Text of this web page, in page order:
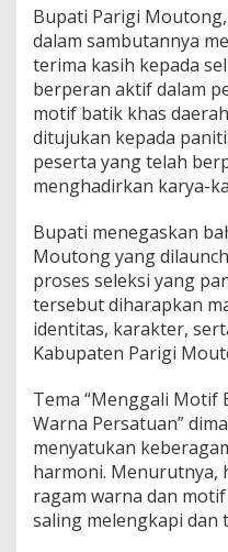
a
L
o
k
a
l
Bupati Parigi Moutong,
dalam sambutannya
terima kasih kepada
berperan aktif dalam
motif batik khas
ditujukan kepada
peserta yang telah
menghadirkan karya-
Bupati menegaskan
Moutong yang
proses seleksi yang
tersebut diharapkan
identitas, karakter,
Kabupaten Parigi
Tema “Menggali Motif
Warna Persatuan”
menyatukan
harmoni. Menurutnya,
ragam warna dan
saling melengkapi dan